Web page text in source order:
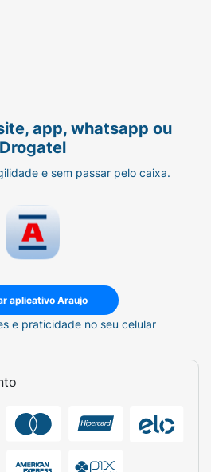
app, whatsapp ou
Drogatel
e sem passar pelo caixa.
aplicativo Araujo
e praticidade no seu celular